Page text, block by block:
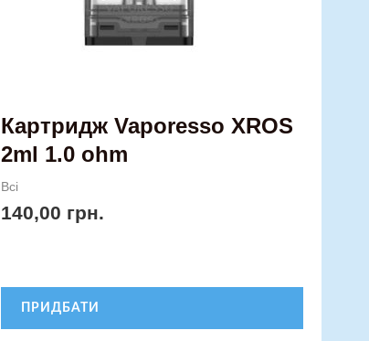
Картридж Vaporesso XROS
2ml 1.0 ohm
Всі
140,00 грн.
ПРИДБАТИ